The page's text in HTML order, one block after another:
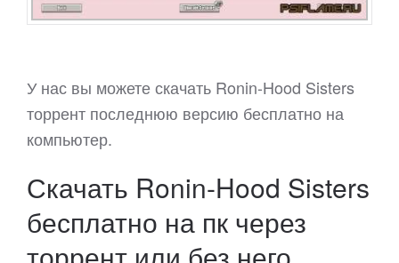
У нас вы можете скачать Ronin-Hood Sisters
торрент последнюю версию бесплатно на
компьютер.
Скачать Ronin-Hood Sisters
бесплатно на пк через